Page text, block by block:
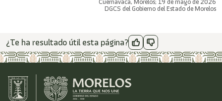
Cuernavaca, Morelos; 19 de mayo de 2026
DGCS del Gobierno del Estado de Morelos
¿Te ha resultado útil esta página?